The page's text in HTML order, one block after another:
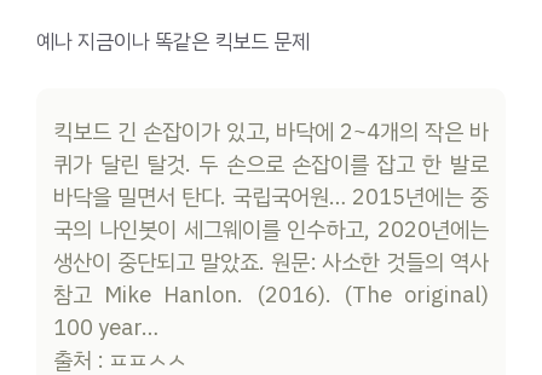
예나 지금이나 똑같은 킥보드 문제
킥보드 긴 손잡이가 있고, 바닥에 2~4개의 작은 바
퀴가 달린 탈것. 두 손으로 손잡이를 잡고 한 발로
바닥을 밀면서 탄다. 국립국어원… 2015년에는 중
국의 나인봇이 세그웨이를 인수하고, 2020년에는
생산이 중단되고 말았죠. 원문: 사소한 것들의 역사
참고 Mike Hanlon. (2016). (The original)
100 year…
출처 : ㅍㅍㅅㅅ